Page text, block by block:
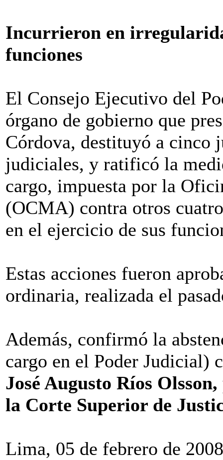
Incurrieron en
funciones
El Consejo Ejecutivo del
órgano de gobierno que
Córdova, destituyó a cinco
judiciales, y ratificó la
cargo, impuesta por la
(OCMA) contra otros
en el ejercicio de sus
Estas acciones fueron
ordinaria, realizada el
Además, confirmó la
cargo en el Poder
José Augusto Ríos
la Corte Superior de
Lima, 05 de febrero de 2008